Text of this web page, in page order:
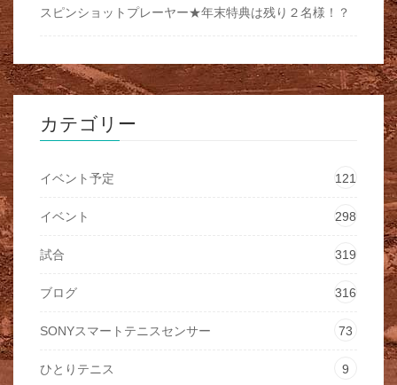
スピンショットプレーヤー★年末特典は残り２名様！？
カテゴリー
イベント予定 121
イベント 298
試合 319
ブログ 316
SONYスマートテニスセンサー 73
ひとりテニス 9